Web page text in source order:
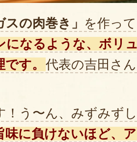
スの肉巻き」
を作っ
になるような、ボリ
す。 代表の吉田さ
！う〜ん、みずみず
味に負けないほど、